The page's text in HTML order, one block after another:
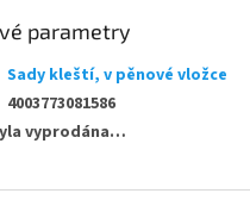
parametry
Sady kleští, v pěnové vložce
4003773081586
vyprodána…